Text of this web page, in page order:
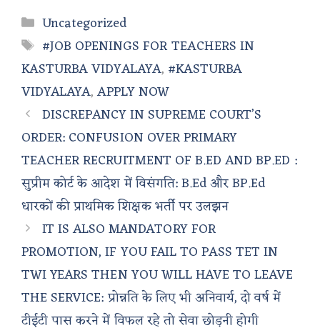
Categories
Uncategorized
Tags
#JOB OPENINGS FOR TEACHERS IN
KASTURBA VIDYALAYA, #KASTURBA
VIDYALAYA,APPLY NOW
DISCREPANCY IN SUPREME COURT’S
ORDER: CONFUSION OVER PRIMARY
TEACHER RECRUITMENT OF B.ED AND BP.ED :
सुप्रीम कोर्ट के आदेश में विसंगति: B.Ed और BP.Ed
धारकों की प्राथमिक शिक्षक भर्ती पर उलझन
IT IS ALSO MANDATORY FOR
PROMOTION, IF YOU FAIL TO PASS TET IN
TWI YEARS THEN YOU WILL HAVE TO LEAVE
THE SERVICE: प्रोन्नति के लिए भी अनिवार्य, दो वर्ष में
टीईटी पास करने में विफल रहे तो सेवा छोड़नी होगी